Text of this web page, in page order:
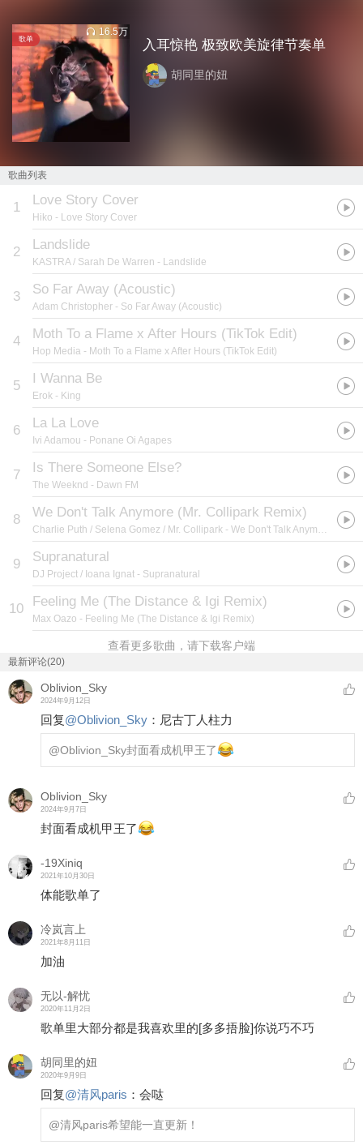
歌单
16.5万
入耳惊艳 极致欧美旋律节奏单
胡同里的妞
歌曲列表
1 Love Story Cover
Hiko - Love Story Cover
2 Landslide
KASTRA / Sarah De Warren - Landslide
3 So Far Away (Acoustic)
Adam Christopher - So Far Away (Acoustic)
4 Moth To a Flame x After Hours (TikTok Edit)
Hop Media - Moth To a Flame x After Hours (TikTok Edit)
5 I Wanna Be
Erok - King
6 La La Love
Ivi Adamou - Ponane Oi Agapes
7 Is There Someone Else?
The Weeknd - Dawn FM
8 We Don't Talk Anymore (Mr. Collipark Remix)
Charlie Puth / Selena Gomez / Mr. Collipark - We Don't Talk Anymore (Mr. Collipark Remix)
9 Supranatural
DJ Project / Ioana Ignat - Supranatural
10 Feeling Me (The Distance & Igi Remix)
Max Oazo - Feeling Me (The Distance & Igi Remix)
查看更多歌曲，请下载客户端
最新评论(20)
Oblivion_Sky
2024年9月12日
回复@Oblivion_Sky ： 尼古丁人柱力
@Oblivion_Sky封面看成机甲王了
Oblivion_Sky
2024年9月7日
封面看成机甲王了
-19Xiniq
2021年10月30日
体能歌单了
冷岚言上
2021年8月11日
加油
无以-解忧
2020年11月2日
歌单里大部分都是我喜欢里的[多多捂脸]你说巧不巧
胡同里的妞
2020年9月9日
回复@清风paris ： 会哒
@清风paris希望能一直更新！